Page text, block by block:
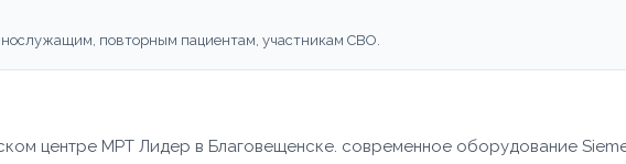
повторным пациентам, участникам СВО.
центре МРТ Лидер в Благовещенске. современное оборудование